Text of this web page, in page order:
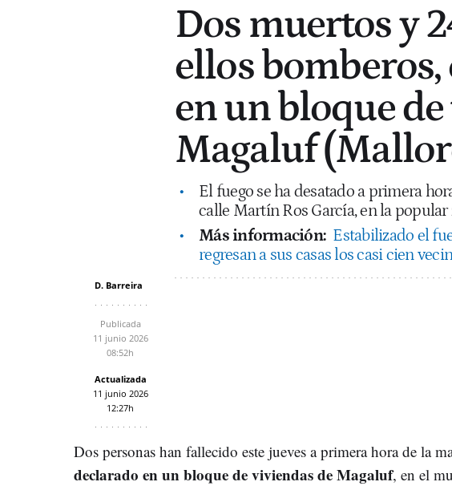
Dos muertos y
ellos
en un bloque
Magaluf
El fuego se ha desatado a primera
calle Martín Ros García, en la
Más información: Estabilizado el
regresan a sus casas los casi cien
D. Barreira
Publicada
11 junio 2026
08:52h
Actualizada
11 junio 2026
12:27h
Dos personas han fallecido este jueves a primera hora de la
declarado en un bloque de viviendas de Magaluf, en el